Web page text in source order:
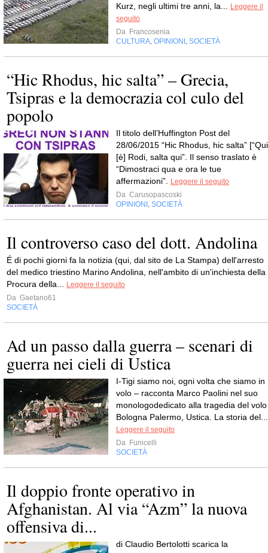
Kurz, negli ultimi tre anni, la...
Leggere il
seguito
Da Francosenia
CULTURA OPINIONI SOCIETÀ
“Hic Rhodus, hic salta” – Grecia,
Tsipras e la democrazia col culo del
popolo
Il titolo dell’Huffington Post del
28/06/2015 “Hic Rhodus, hic salta” [“Qui
[è] Rodi, salta qui”. Il senso traslato è
“Dimostraci qua e ora le tue
affermazioni”.
Leggere il seguito
Da Carusopascoski
OPINIONI
SOCIETÀ
Il controverso caso del dott. Andolina
É di pochi giorni fa la notizia (qui, dal sito de La Stampa) dell'arresto
del medico triestino Marino Andolina, nell'ambito di un'inchiesta della
Procura della...
Leggere il seguito
Da Gaetano61
SOCIETÀ
Ad un passo dalla guerra – scenari di
guerra nei cieli di Ustica
I-Tigi siamo noi, ogni volta che siamo in
volo – racconta Marco Paolini nel suo
monologodedicato alla tragedia del volo
Bologna Palermo, Ustica. La storia del...
Leggere il seguito
Da Funicelli
SOCIETÀ
Il doppio fronte operativo in
Afghanistan. Al via “Azm” la nuova
offensiva di...
di Claudio Bertolotti scarica la